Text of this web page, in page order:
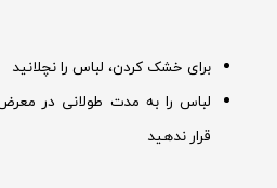
برای خشک کردن، لباس را نچلانید
لباس را به مدت طولانی در
قرار ندهید